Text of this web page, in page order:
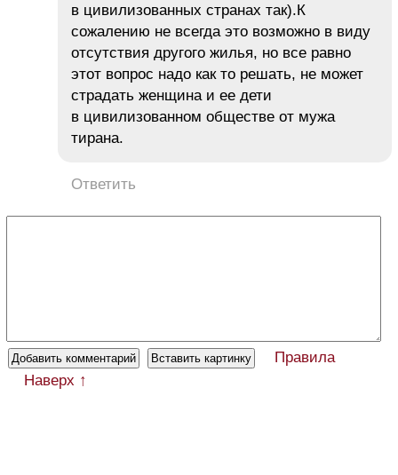
в цивилизованных странах так).К
сожалению не всегда это возможно в виду
отсутствия другого жилья, но все равно
этот вопрос надо как то решать, не может
страдать женщина и ее дети
в цивилизованном обществе от мужа
тирана.
Ответить
Правила
Наверх ↑